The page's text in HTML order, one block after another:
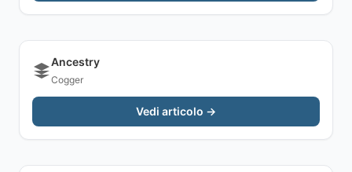
Ancestry
Cogger
Vedi articolo →